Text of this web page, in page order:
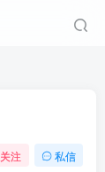
关注 私信